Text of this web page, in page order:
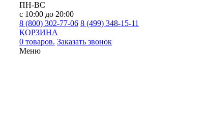
ПН-ВС
с 10:00 до 20:00
8 (800) 302-77-06 8 (499) 348-15-11
КОРЗИНА
0 товаров. Заказать звонок
Меню